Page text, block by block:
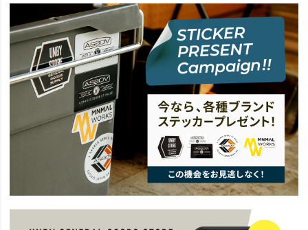
NEW ARRIVAL
news 2022年11月25日 価格改定について
BRAND AS2OV アッソブ
news AS2OVのおすすめトラベルバッグ国内旅行編
SPECIAL AS2OV TRAVEL GOODS
UNBY STAFF ARCHIVES UNBY STAFF Blog ルクア店のおち
【AS2OVの限定セール】この週末がラストチャンス！